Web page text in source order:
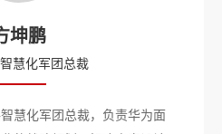
坤鹏
慧化军团总裁
慧化军团总裁，负责华为面